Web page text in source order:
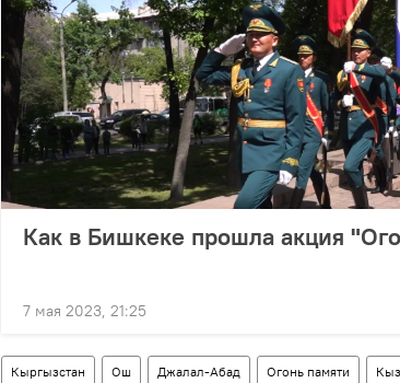
Как в Бишкеке прошла акция
7 мая 2023, 21:25
Кыргызстан Ош Джалал-Абад Огонь памяти